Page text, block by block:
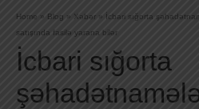
Home » Blog » Xəbər » İcbari sığorta
satışında fasilə yarana bilər
İcbari sığorta